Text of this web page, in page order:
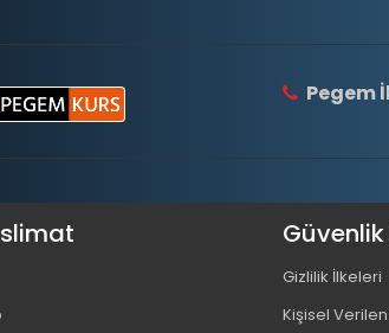
Pegem
Gizlilik İlkeleri
Kişisel